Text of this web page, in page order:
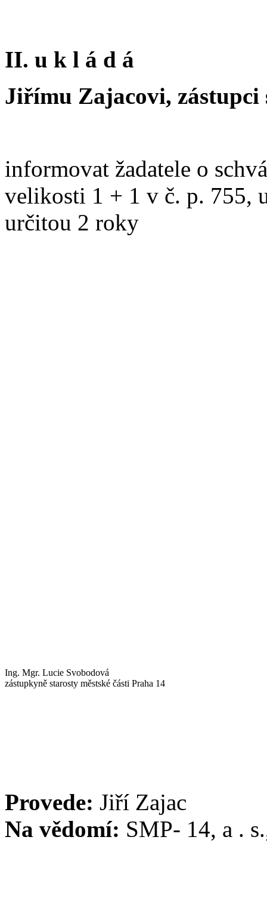
II. u k l á d á
Jiřímu Zajacovi, zástupci
informovat žadatele o
velikosti 1 + 1 v č. p. 755,
určitou 2 roky
Ing. Mgr. Lucie Svobodová
zástupkyně starosty městské části Praha 14
Provede: Jiří Zajac
Na vědomí: SMP- 14, a .